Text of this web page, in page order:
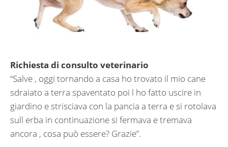
Richiesta di consulto veterinario
“Salve , oggi tornando a casa ho trovato il mio cane
sdraiato a terra spaventato poi l ho fatto uscire in
giardino e strisciava con la pancia a terra e si rotolava
sull erba in continuazione si fermava e tremava
ancora , cosa può essere? Grazie”.